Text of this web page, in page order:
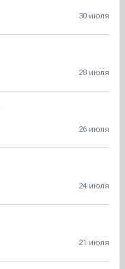
30 июля
28 июля
26 июля
24 июля
21 июля